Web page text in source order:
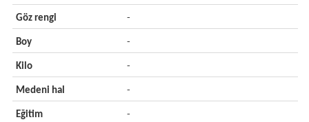
Göz rengi -
Boy -
Kilo -
Medeni hal -
Eğitim -